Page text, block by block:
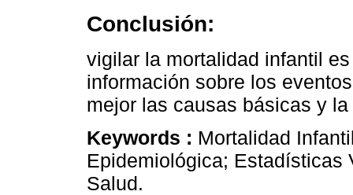
Conclusión:
vigilar la mortalidad infantil
información sobre los
mejor las causas básicas y
Keywords : Mortalidad
Epidemiológica; Estadísticas
Salud.